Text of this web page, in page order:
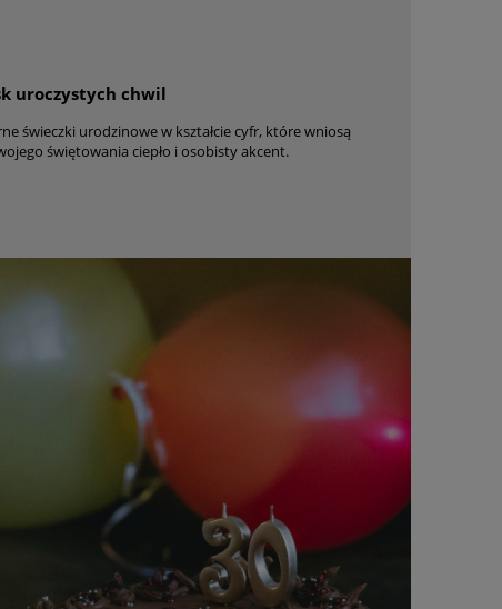
uroczystych chwil
świeczki urodzinowe w kształcie cyfr, które wniosą
świętowania ciepło i osobisty akcent.